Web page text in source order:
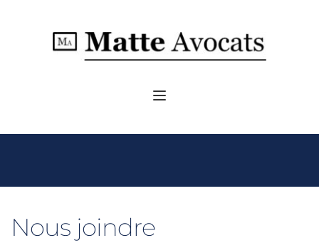
Nous joindre